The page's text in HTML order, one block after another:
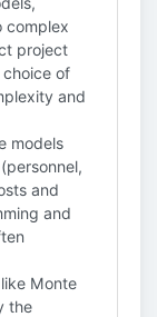
complex
project
of
and
models
and
and
Monte
the